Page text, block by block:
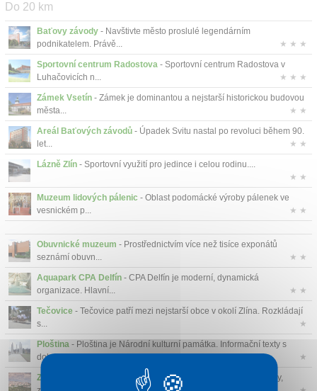
Do 20 km
Baťovy závody - Navštivte město proslulé legendárním
podnikatelem. Právě...
★ ★ ★
Sportovní centrum Radostova - Sportovní centrum Radostova v
Luhačovicích n...
★ ★ ★
Zámek Vsetín - Zámek je dominantou a nejstarší historickou budovou
města...
★ ★
Areál Baťových závodů - Úpadek Svitu nastal po revoluci během 90.
let...
★ ★
Lázně Zlín - Sportovní využití pro jedince i celou rodinu....
★ ★
Muzeum lidových pálenic - Oblast podomácké výroby pálenek ve
vesnickém p...
★ ★
Obuvnické muzeum - Prostřednictvím více než tisíce exponátů
seznámí obuvn...
★ ★
Aquapark CPA Delfín - CPA Delfín je moderní, dynamická
organizace. Hlavní...
★ ★
Tečovice - Tečovice patří mezi nejstarší obce v okolí Zlína. Rozkládají
s...
★
Ploština - Ploština je Národní kulturní památka. Informační texty s
dobov...
★
Zlín
- Ve zlíně se nachází mnoho památek. Muzea, hrady, zámky,